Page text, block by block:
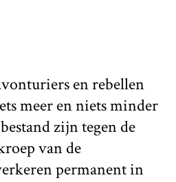
en rebellen
meer en niets minder
zijn tegen de
van de
permanent in